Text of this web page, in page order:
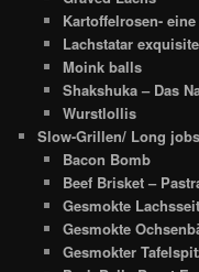
Kartoffelrosen-
Lachstatar exquisite
Moink balls
Shakshuka – Das
Wurstlollis
Slow-Grillen/ Long jobs
Bacon Bomb
Beef Brisket –
Gesmokte
Gesmokte
Gesmokter